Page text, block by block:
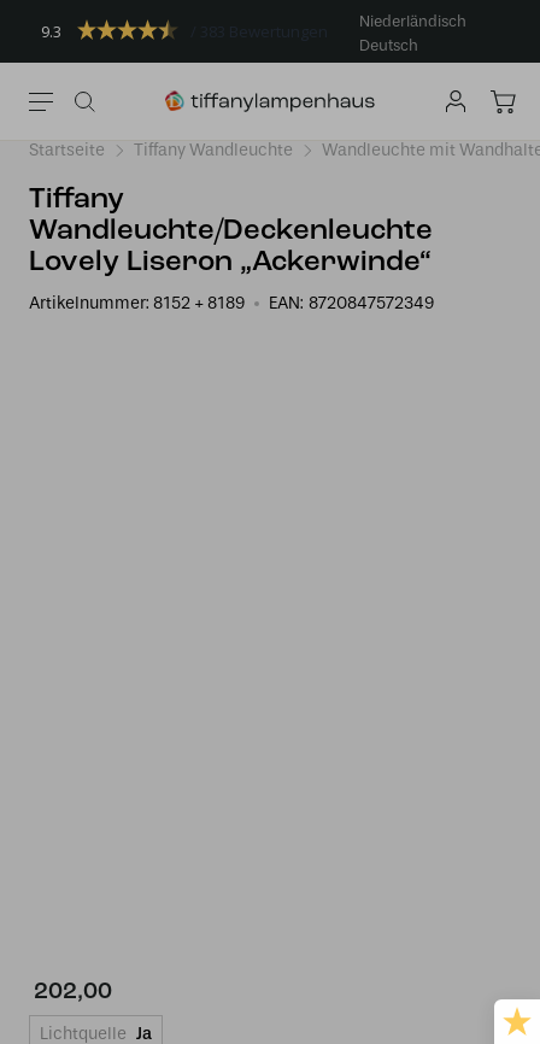
9.3
Niederländisch
Deutsch
Startseite Tiffany Wandleuchte Wandleuchte mit
Tiffany
Wandleuchte/Deckenleuchte
Lovely Liseron „Ackerwinde“
Artikelnummer: 8152 + 8189 EAN: 8720847572349
202,00
Lichtquelle Ja